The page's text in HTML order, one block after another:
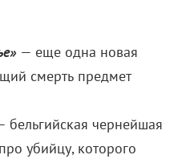
— еще одна новая
смерть предмет
бельгийская чернейшая
убийцу, которого